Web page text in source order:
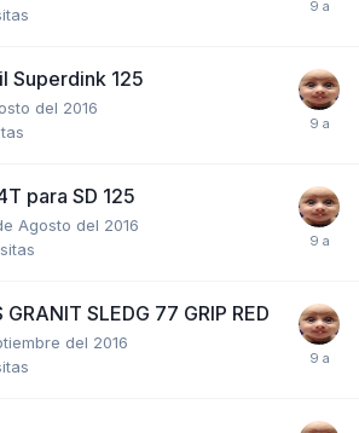
Superdink 125
del 2016
para SD 125
Agosto del 2016
SLEDG 77 GRIP RED
del 2016